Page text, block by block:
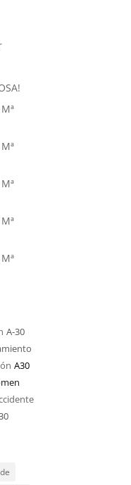
A-30
A30